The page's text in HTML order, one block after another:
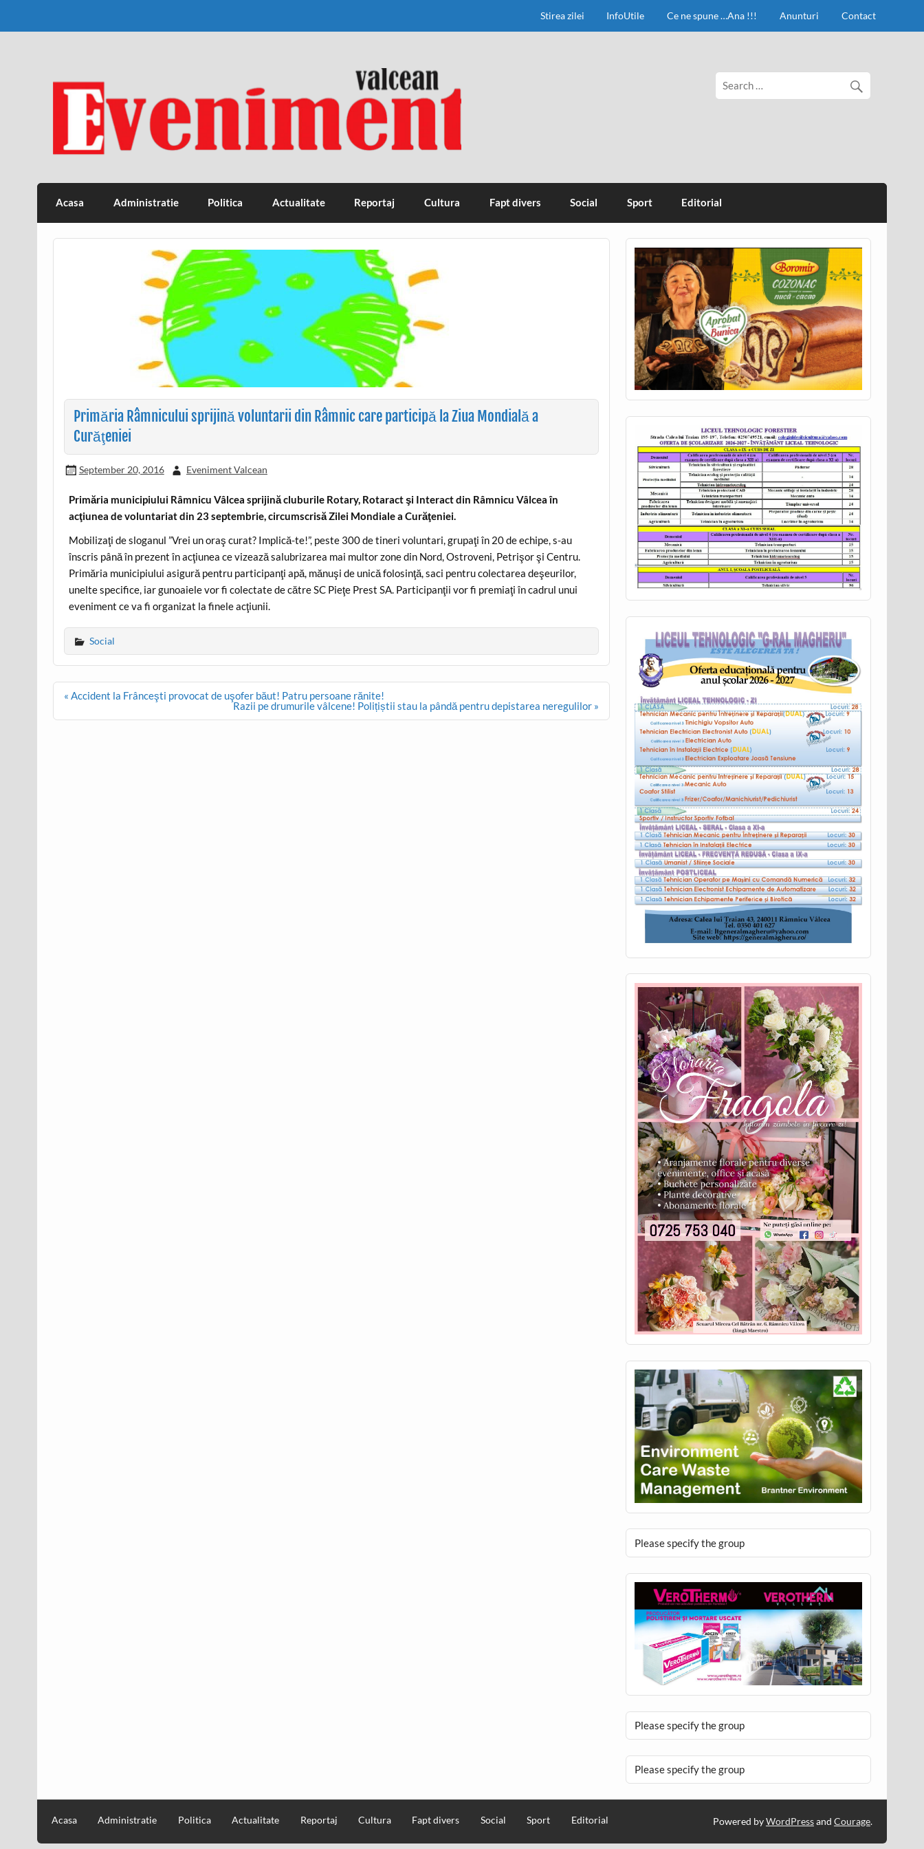
Stirea zilei InfoUtile Ce ne spune …Ana !!! Anunturi Contact
Eveniment Valcean
Acasa Administratie Politica Actualitate Reportaj Cultura Fapt divers Social Sport Editorial
Primăria Râmnicului sprijină voluntarii din Râmnic care participă la Ziua Mondială a
Curăţeniei
September 20, 2016 Eveniment Valcean
Primăria municipiului Râmnicu Vâlcea sprijină cluburile Rotary, Rotaract şi Interact din Râmnicu Vâlcea în
acţiunea de voluntariat din 23 septembrie, circumscrisă Zilei Mondiale a Curăţeniei.
Mobilizaţi de sloganul ”Vrei un oraş curat? Implică-te!”, peste 300 de tineri voluntari, grupaţi în 20 de echipe, s-au
înscris până în prezent în acţiunea ce vizează salubrizarea mai multor zone din Nord, Ostroveni, Petrişor şi Centru.
Primăria municipiului asigură pentru participanţi apă, mănuşi de unică folosinţă, saci pentru colectarea deşeurilor,
unelte specifice, iar gunoaiele vor fi colectate de către SC Pieţe Prest SA. Participanţii vor fi premiaţi în cadrul unui
eveniment ce va fi organizat la finele acţiunii.
Social
Post
« Accident la Frânceşti provocat de uşofer băut! Patru persoane rănite!
Razii pe drumurile vâlcene! Polițiștii stau la pândă pentru depistarea neregulilor »
Please specify the group
Please specify the group
Please specify the group
Acasa Administratie Politica Actualitate Reportaj Cultura Fapt divers Social Sport Editorial Powered byWordPressand Courage.